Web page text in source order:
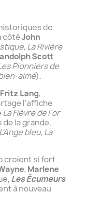
de
côtéJohn
, La Rivière
Scott
Pionniers de
aimé).
Fritz Lang,
l'affiche
La Fièvre de l'or
la grande,
L'Ange bleu, La
croient si fort
, Marlene
Les Écumeurs
à nouveau